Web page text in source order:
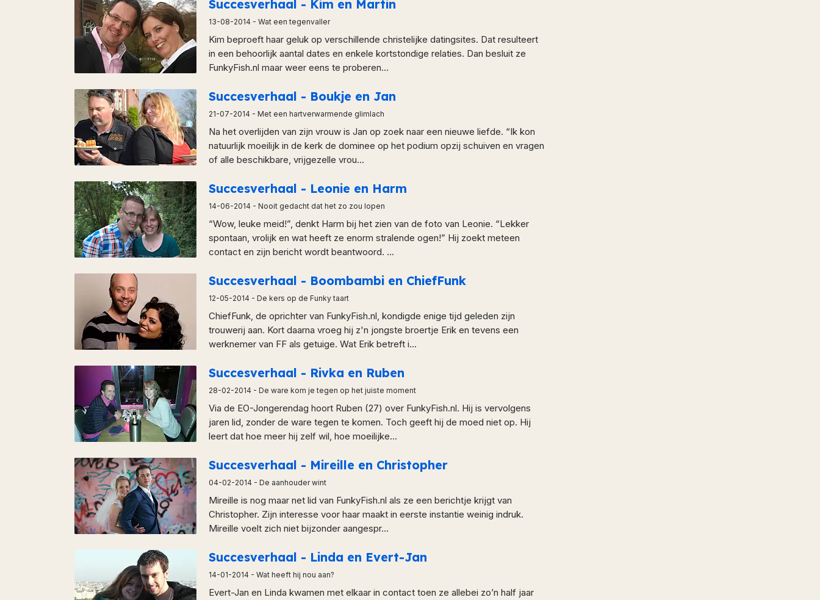
Succesverhaal - Kim en Martin
13-08-2014 - Wat een tegenvaller
Kim beproeft haar geluk op verschillende christelijke datingsites. Dat resulteert
in een behoorlijk aantal dates en enkele kortstondige relaties. Dan besluit ze
FunkyFish.nl maar weer eens te proberen...
Succesverhaal - Boukje en Jan
21-07-2014 - Met een hartverwarmende glimlach
Na het overlijden van zijn vrouw is Jan op zoek naar een nieuwe liefde. “Ik kon
natuurlijk moeilijk in de kerk de dominee op het podium opzij schuiven en vragen
of alle beschikbare, vrijgezelle vrou...
Succesverhaal - Leonie en Harm
14-06-2014 - Nooit gedacht dat het zo zou lopen
“Wow, leuke meid!”, denkt Harm bij het zien van de foto van Leonie. “Lekker
spontaan, vrolijk en wat heeft ze enorm stralende ogen!” Hij zoekt meteen
contact en zijn bericht wordt beantwoord. ...
Succesverhaal - Boombambi en ChiefFunk
12-05-2014 - De kers op de Funky taart
ChiefFunk, de oprichter van FunkyFish.nl, kondigde enige tijd geleden zijn
trouwerij aan. Kort daarna vroeg hij z'n jongste broertje Erik en tevens een
werknemer van FF als getuige. Wat Erik betreft i...
Succesverhaal - Rivka en Ruben
28-02-2014 - De ware kom je tegen op het juiste moment
Via de EO-Jongerendag hoort Ruben (27) over FunkyFish.nl. Hij is vervolgens
jaren lid, zonder de ware tegen te komen. Toch geeft hij de moed niet op. Hij
leert dat hoe meer hij zelf wil, hoe moeilijke...
Succesverhaal - Mireille en Christopher
04-02-2014 - De aanhouder wint
Mireille is nog maar net lid van FunkyFish.nl als ze een berichtje krijgt van
Christopher. Zijn interesse voor haar maakt in eerste instantie weinig indruk.
Mireille voelt zich niet bijzonder aangespr...
Succesverhaal - Linda en Evert-Jan
14-01-2014 - Wat heeft hij nou aan?
Evert-Jan en Linda kwamen met elkaar in contact toen ze allebei zo’n half jaar